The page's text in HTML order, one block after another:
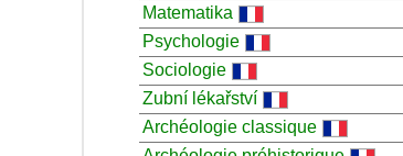
Matematika
Psychologie
Sociologie
Zubní lékařství
Archéologie classique